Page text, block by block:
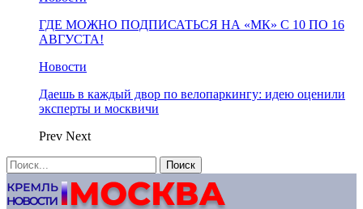
ГДЕ МОЖНО ПОДПИСАТЬСЯ НА «МК» С 10 ПО 16
АВГУСТА!
Новости
Даешь в каждый двор по велопаркингу: идею оценили
эксперты и москвичи
Prev Next